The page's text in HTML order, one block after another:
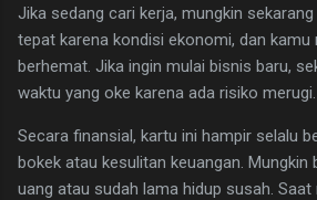
​Jika sedang cari kerja, mungkin
tepat karena kondisi ekonomi, dan
berhemat. Jika ingin mulai bisnis baru,
waktu yang oke karena ada risiko merugi.
​Secara finansial, kartu ini hampir selalu
bokek atau kesulitan keuangan. Mungkin
uang atau sudah lama hidup susah.